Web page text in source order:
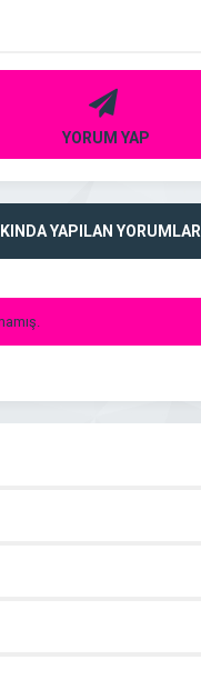
YORUM YAP
YAPILAN YORUMLAR